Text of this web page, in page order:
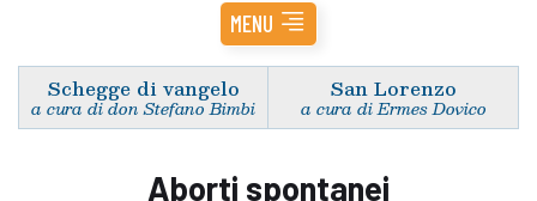
MENU
Schegge di vangelo
a cura di don Stefano Bimbi
San Lorenzo
a cura di Ermes Dovico
Aborti spontanei